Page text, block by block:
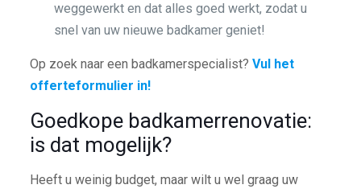
weggewerkt en dat alles goed werkt, zodat u
snel van uw nieuwe badkamer geniet!
Op zoek naar een badkamerspecialist? Vul het
offerteformulier in!
Goedkope badkamerrenovatie:
is dat mogelijk?
Heeft u weinig budget, maar wilt u wel graag uw